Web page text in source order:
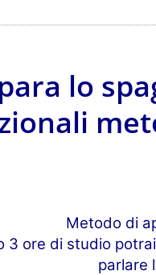
lo
Metodo di
3 ore di studio
parlare